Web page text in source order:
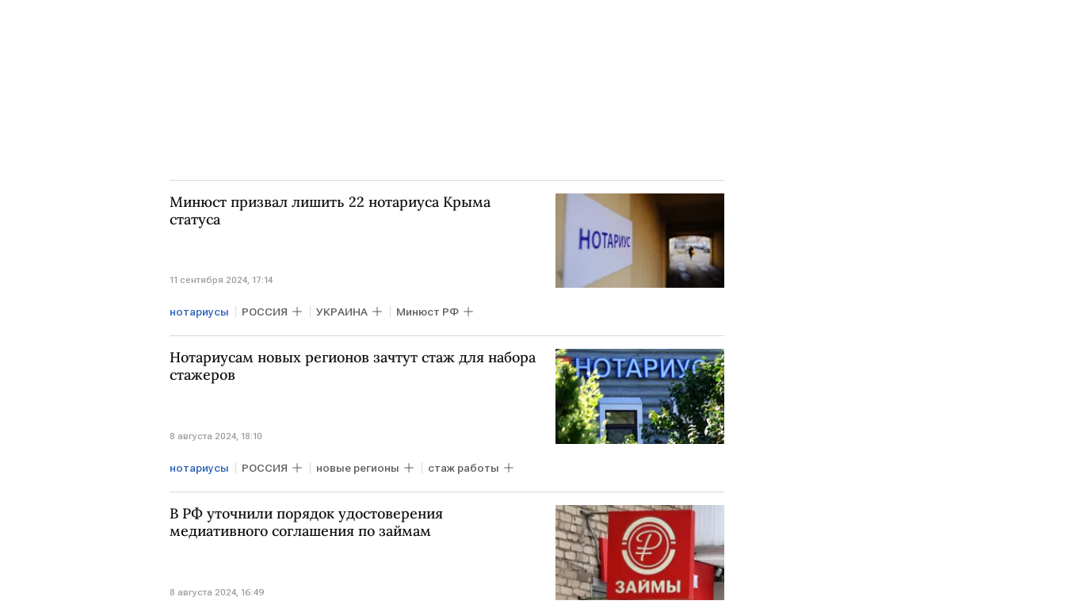
Минюст призвал лишить 22 нотариуса Крыма
статуса
11 сентября 2024, 17:14
нотариусы РОССИЯ УКРАИНА Минюст РФ
Нотариусам новых регионов зачтут стаж для набора
стажеров
8 августа 2024, 18:10
нотариусы РОССИЯ новые регионы стаж работы
В РФ уточнили порядок удостоверения
медиативного соглашения по займам
8 августа 2024, 16:49